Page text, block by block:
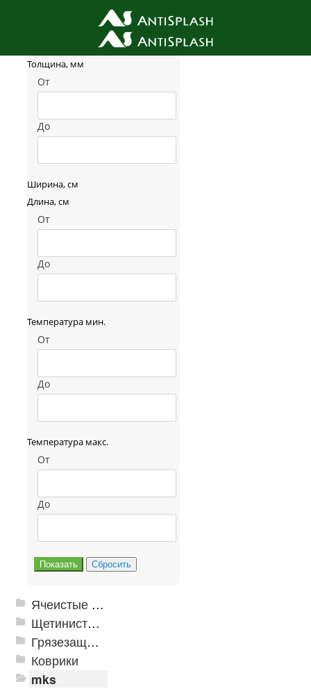
Фильтр товаров
Толщина, мм
От
До
Ширина, см
Длина, см
От
До
Температура мин.
От
До
Температура макс.
От
До
Ячеистые грязезащитные покрытия
Щетинистые покрытия
Грязезащитные, влаговпитывающие покрытия
Коврики
mks